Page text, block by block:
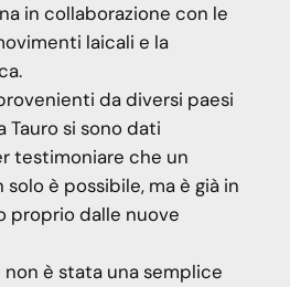
in collaborazione con le
laicali e la
da diversi paesi
Tauro si sono dati
testimoniare che un
è possibile, ma è già in
proprio dalle nuove
è stata una semplice